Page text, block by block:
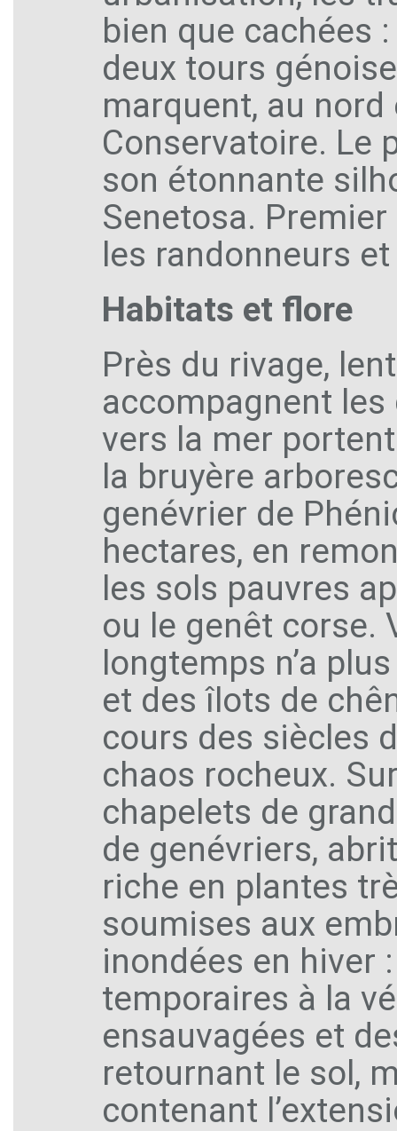
bien que cachées
deux tours
marquent, au
Conservatoire. Le
son étonnante
Senetosa.
les randonneurs
Habitats et flore
Près du rivage,
accompagnent
vers la mer
la bruyère
genévrier de
hectares, en
les sols pauvres
ou le genêt corse.
longtemps n’a
et des îlots de
cours des siècles
chaos rocheux.
chapelets de
de genévriers,
riche en plantes
soumises aux
inondées en hiver
temporaires à la
ensauvagées et
retournant le sol,
contenant